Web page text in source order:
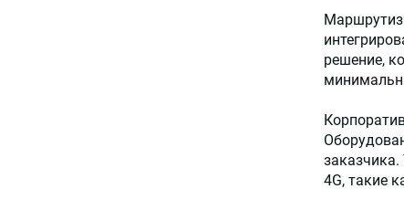
решение,
заказчика.
4G, такие